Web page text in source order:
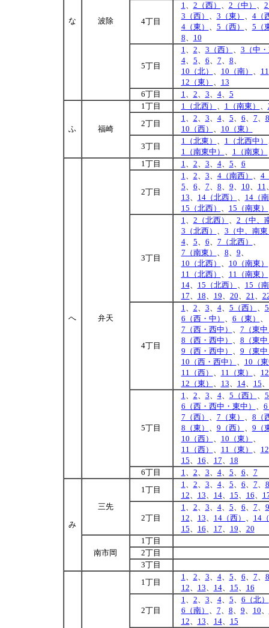
な 波除 4丁目
1、 2（西） 、 2（中） 、
3（西） 、 3（東） 、 4（
4（東） 、 5（西） 、 5（
8、 10
5丁目
1、 2、 3（西） 、 3（中
4、 5、 6、 7、 8、
10（北） 、 10（南） 、 11
12（東） 、 13
6丁目
1、 2、 3、 4、 5
ふ 福崎
1丁目 1（北西） 、 1（南東） 、
2丁目
1、 2、 3、 4、 5、 6、 7、 8
10（西） 、 10（東）
3丁目
1（北東） 、 1（北西中）
1（南東中） 、 1（南東）
へ 弁天
1丁目 1、 2、 3、 4、 5、 6
2丁目
1、 2、 3、 4（南西） 、 4
5、 6、 7、 8、 9、 10、 11
13、 14（北西） 、 14（
15（北西） 、 15（南東）
3丁目
1、 2（北西） 、 2（中、
3（北西） 、 3（中、南東
4、 5、 6、 7（北西） 、
7（南東） 、 8、 9、
10（北西） 、 10（南東）
11（北西） 、 11（南東）
14、 15（北西） 、 15（
17、 18、 19、 20、 21、
4丁目
1、 2、 3、 4、 5（西） 、
6（西・中） 、 6（東） 、
7（西・西中） 、 7（東
8（西・西中） 、 8（東
9（西・西中） 、 9（東
10（西・西中） 、 10（
11（西） 、 11（東） 、
12（東） 、 13、 14、 15、
5丁目
1、 2、 3、 4、 5（西） 、
6（西・西中・東中） 、
7（西） 、 7（東） 、 8（
8（東） 、 9（西） 、 9（
10（西） 、 10（東） 、
11（西） 、 11（東） 、 12
15、 16、 17、 18
6丁目
1、 2、 3、 4、 5、 6、 7
み
三先
1丁目
1、 2、 3、 4、 5、 6、 7、 8
12、 13、 14、 15、 16、
2丁目
1、 2、 3、 4、 5、 6、 7、 9
12、 13、 14（西） 、 14
15、 16、 17、 19、 20
南市岡
1丁目
2丁目
3丁目
1丁目
1、 2、 3、 4、 5、 6、 7、 8
12、 13、 14、 15、 16
2丁目
1、 2、 3、 4、 5、 6（北）
6（南） 、 7、 8、 9、 10、
12、 13、 14、 15